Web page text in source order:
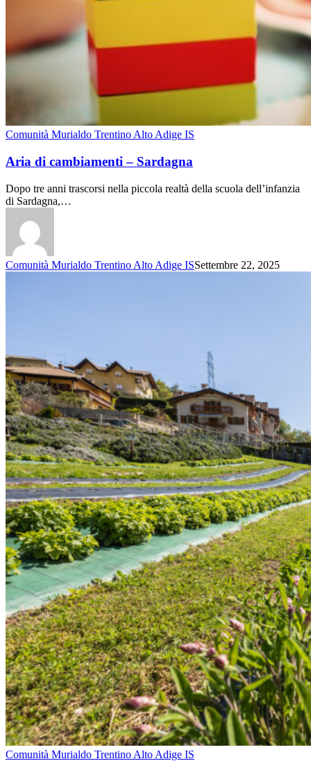
Comunità Murialdo Trentino Alto Adige IS
Aria di cambiamenti – Sardagna
Dopo tre anni trascorsi nella piccola realtà della scuola dell’infanzia
di Sardagna,…
Comunità Murialdo Trentino Alto Adige ISSettembre 22, 2025
Comunità Murialdo Trentino Alto Adige IS